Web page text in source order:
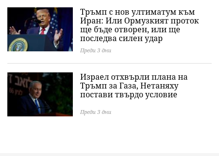
Тръмп с нов ултиматум към
Иран: Или Ормузкият проток
ще бъде отворен, или ще
последва силен удар
Преди 3 дни
Израел отхвърли плана на
Тръмп за Газа, Нетаняху
постави твърдо условие
Преди 3 дни